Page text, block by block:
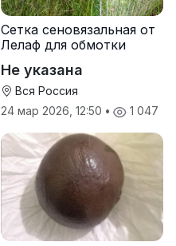
Сетка сеновязальная от
Лелаф для обмотки
Не указана
Вся Россия
24 мар 2026, 12:50 • 1 047